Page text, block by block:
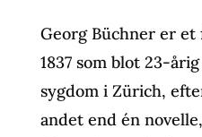
Georg Büchner er
1837 som blot 23-
sygdom i Zürich,
andet end én